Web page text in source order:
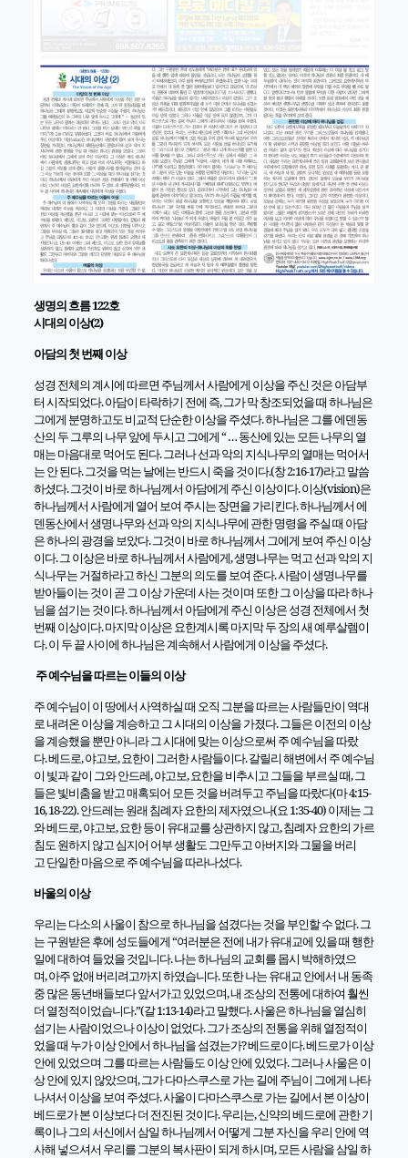
생명의 흐름122호
시대의 이상(2)
아담의 첫 번째 이상
성경 전체의 계시에 따르면 주님께서 사람에게 이상을 주신 것은 아담부
터 시작되었다.아담이 타락하기 전에 즉,그가 막 창조되었을 때 하나님은
그에게 분명하고도 비교적 단순한 이상을 주셨다.하나님은 그를 에덴동
산의 두 그루의 나무 앞에 두시고 그에게“… 동산에 있는 모든 나무의 열
매는 마음대로 먹어도 된다.그러나 선과 악의 지식나무의 열매는 먹어서
는 안 된다.그것을 먹는 날에는 반드시 죽을 것이다.(창2:16-17)라고 말씀
하셨다.그것이 바로 하나님께서 아담에게 주신 이상이다.이상(vision)은
하나님께서 사람에게 열어 보여 주시는 장면을 가리킨다.하나님께서 에
덴동산에서 생명나무와 선과 악의 지식나무에 관한 명령을 주실 때 아담
은 하나의 광경을 보았다.그것이 바로 하나님께서 그에게 보여 주신 이상
이다.그 이상은 바로 하나님께서 사람에게,생명나무는 먹고 선과 악의 지
식나무는 거절하라고 하신 그분의 의도를 보여 준다.사람이 생명나무를
받아들이는 것이 곧 그 이상 가운데 사는 것이며 또한 그 이상을 따라 하나
님을 섬기는 것이다.하나님께서 아담에게 주신 이상은 성경 전체에서 첫
번째 이상이다.마지막 이상은 요한계시록 마지막 두 장의 새 예루살렘이
다.이 두 끝 사이에 하나님은 계속해서 사람에게 이상을 주셨다.
주 예수님을 따르는 이들의 이상
주 예수님이 이 땅에서 사역하실 때 오직 그분을 따르는 사람들만이 역대
로 내려온 이상을 계승하고 그 시대의 이상을 가졌다.그들은 이전의 이상
을 계승했을 뿐만 아니라 그 시대에 맞는 이상으로써 주 예수님을 따랐
다.베드로,야고보,요한이 그러한 사람들이다.갈릴리 해변에서 주 예수님
이 빛과 같이 그와 안드레,야고보,요한을 비추시고 그들을 부르실 때,그
들은 빛비춤을 받고 매혹되어 모든 것을 버려두고 주님을 따랐다(마4:15-
16, 18-22).안드레는 원래 침례자 요한의 제자였으나(요1:35-40)이제는 그
와 베드로,야고보,요한 등이 유대교를 상관하지 않고,침례자 요한의 가르
침도 원하지 않고 심지어 어부 생활도 그만두고 아버지와 그물을 버리
고 단일한마음으로 주 예수님을 따라나섰다.
바울의 이상
우리는 다소의 사울이 참으로 하나님을 섬겼다는 것을 부인할 수 없다.그
는 구원받은 후에 성도들에게“여러분은 전에 내가 유대교에 있을 때 행한
일에 대하여 들었을 것입니다.나는 하나님의 교회를 몹시 박해하였으
며,아주 없애 버리려고까지 하였습니다.또한 나는 유대교 안에서 내 동족
중 많은 동년배들보다 앞서가고 있었으며,내 조상의 전통에 대하여 훨씬
더 열정적이었습니다.”(갈1:13-14)라고 말했다.사울은 하나님을 열심히
섬기는 사람이었으나 이상이 없었다.그가 조상의 전통을 위해 열정적이
었을 때 누가 이상 안에서 하나님을 섬겼는가?베드로이다.베드로가 이상
안에 있었으며 그를 따르는 사람들도 이상 안에 있었다.그러나 사울은 이
상 안에 있지 않았으며,그가 다마스쿠스로가는 길에 주님이 그에게 나타
나셔서 이상을 보여 주셨다.사울이 다마스쿠스로가는 길에서 본 이상이
베드로가 본 이상보다 더 전진된 것이다.우리는,신약의 베드로에 관한 기
록이나 그의 서신에서 삼일 하나님께서 어떻게 그분 자신을 우리 안에 역
사해 넣으셔서 우리를 그분의 복사판이 되게 하시며,모든 사람을 삼일 하